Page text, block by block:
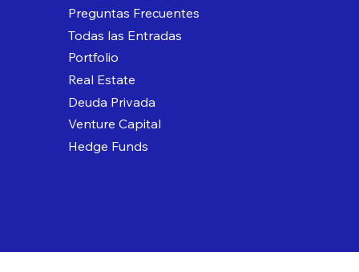
Preguntas Frecuentes
Todas las Entradas
Portfolio
Real Estate
Deuda Privada
Venture Capital
Hedge Funds